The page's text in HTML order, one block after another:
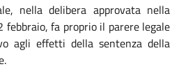
nella delibera approvata nella
febbraio, fa proprio il parere legale
agli effetti della sentenza della